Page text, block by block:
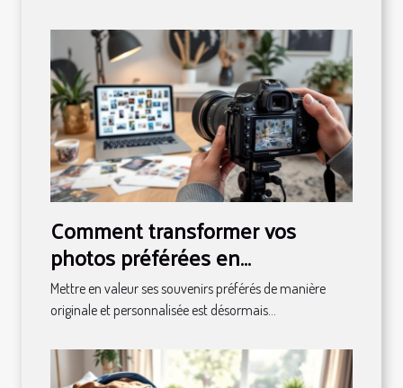
Comment transformer vos
photos préférées en
décorations magnétiques ?
Mettre en valeur ses souvenirs préférés de manière
originale et personnalisée est désormais...